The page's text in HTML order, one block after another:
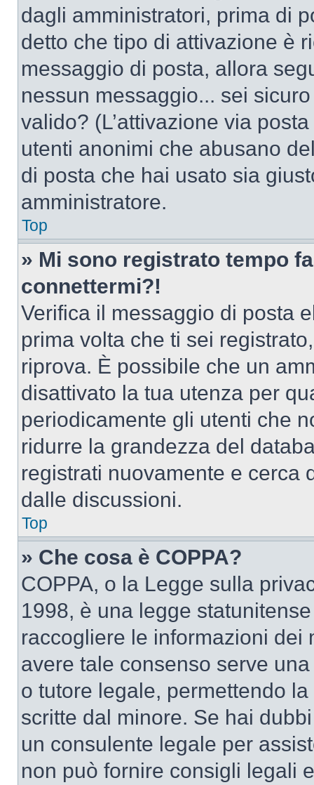
dagli amministratori, prima di
detto che tipo di attivazione è
messaggio di posta, allora
nessun messaggio... sei
valido? (L’attivazione via
utenti anonimi che abusano
di posta che hai usato sia
amministratore.
Top
» Mi sono registrato tempo
connettermi?!
Verifica il messaggio di posta
prima volta che ti sei
riprova. È possibile che un
disattivato la tua utenza per
periodicamente gli utenti che
ridurre la grandezza del
registrati nuovamente e cerca
dalle discussioni.
Top
» Che cosa è COPPA?
COPPA, o la Legge sulla
1998, è una legge
raccogliere le informazioni dei
avere tale consenso serve
o tutore legale, permettendo
scritte dal minore. Se hai
un consulente legale per
non può fornire consigli legali